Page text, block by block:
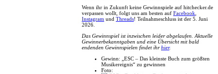
Wenn ihr in Zukunft keine Gewinnspiele auf hitchecker.de
verpassen wollt, folgt uns am besten auf Facebook
Instagram und Threads! Teilnahmeschluss ist der 5. Juni
2026.
Das Gewinnspiel ist inzwischen leider abgelaufen. Aktuelle
Gewinnerbekanntgaben und eine Übersicht mit bald
endenden Gewinnspielen findet ihrhier.
Gewinn: „ESC – Das kleinste Buch zum größten
Musikereignis“ zu gewinnen
Foto: